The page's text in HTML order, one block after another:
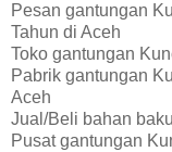
Pesan gantungan
Tahun di Aceh
Toko gantungan
Pabrik gantungan
Aceh
Jual/Beli bahan
Pusat gantungan